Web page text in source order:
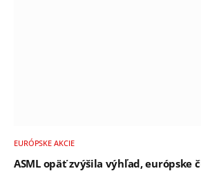
EURÓPSKE AKCIE
ASML opäť zvýšila výhľad, európske